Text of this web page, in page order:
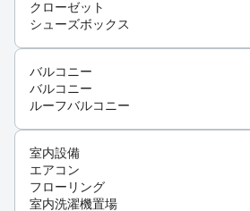
クローゼット
シューズボックス
バルコニー
バルコニー
ルーフバルコニー
室内設備
エアコン
フローリング
室内洗濯機置場